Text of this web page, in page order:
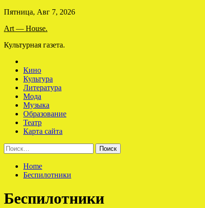
Skip
content
Пятница, Авг 7, 2026
Art — House.
Культурная газета.
Кино
Культура
Литература
Мода
Музыка
Образование
Театр
Карта сайта
Найти:
Home
Беспилотники
Беспилотники